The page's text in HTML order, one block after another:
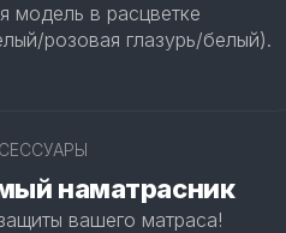
модель в расцветке
розовая глазурь/белый).
наматрасник
вашего матраса!